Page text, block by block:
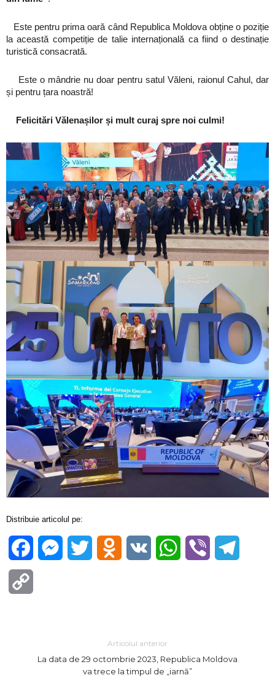
Este pentru prima oară când Republica Moldova obține o poziție
la această competiție de talie internațională ca fiind o destinație
turistică consacrată.
Este o mândrie nu doar pentru satul Văleni, raionul Cahul, dar
și pentru țara noastră!
Felicitări Vălenașilor și mult curaj spre noi culmi!
Distribuie articolul pe:
FacebookMessenger
Twitter Odnoklassniki
VK WhatsApp
Viber
Articolul anterior
La data de 29 octombrie 2023, Republica Moldova
va trece la timpul de „iarnă”